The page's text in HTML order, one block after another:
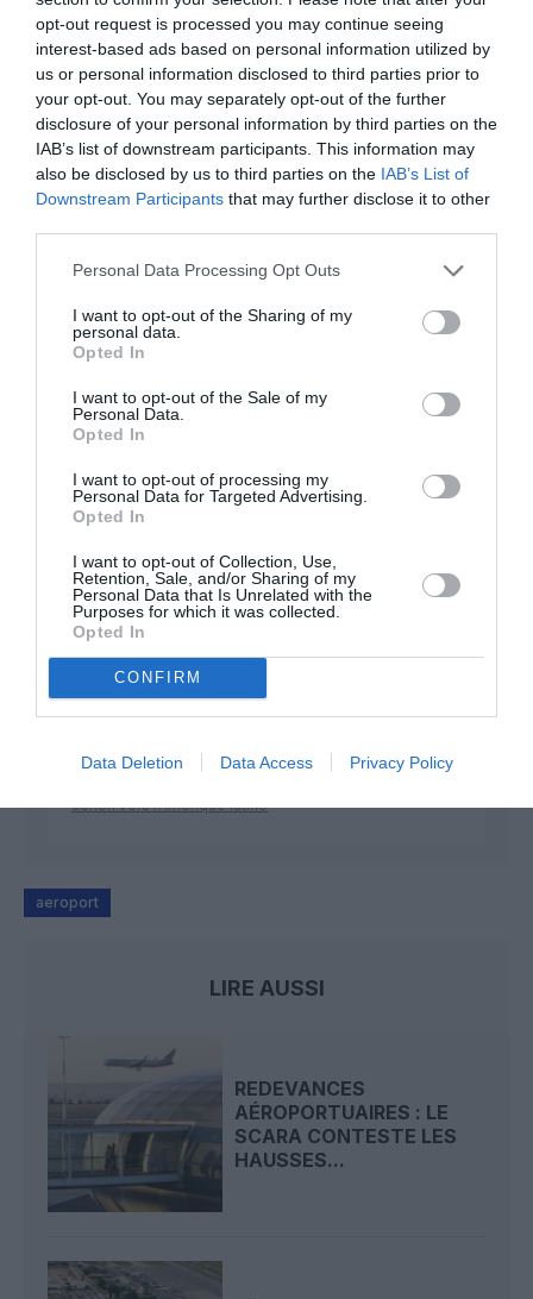
opt-out request is processed you may continue seeing
interest-based ads based on personal information utilized by
us or personal information disclosed to third parties prior to
your opt-out. You may separately opt-out of the further
disclosure of your personal information by third parties on the
IAB’s list of downstream participants. This information may
also be disclosed by us to third parties on the IAB’s List of
Downstream Participants that may further disclose it to other
Personal Data Processing Opt Outs
I want to opt-out of the Sharing of my
personal data.
Opted In
I want to opt-out of the Sale of my
Personal Data.
Opted In
I want to opt-out of processing my
Personal Data for Targeted Advertising.
Opted In
I want to opt-out of Collection, Use,
Retention, Sale, and/or Sharing of my
Personal Data that Is Unrelated with the
Purposes for which it was collected.
Opted In
CONFIRM
Data Deletion Data Access Privacy Policy
FAIRE UN DON
Appel aux lecteurs !
Soutenez Air Journal participezà son
développement !
NOUS SOUTENIR
DERNIERS COMMENTAIRES
François Martya commenté l'article :
Fiabilité du COMAC C919 : des anomalies signalées
dans un document attribué à China Southern Airlines
a commenté l'article :
aérien vers l’Amérique latine
aeroport
LIRE AUSSI
REDEVANCES
AÉROPORTUAIRES : LE
SCARA CONTESTE LES
HAUSSES...